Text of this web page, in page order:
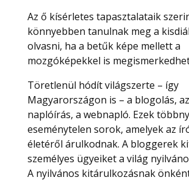
Az ő kísérletes tapasztalataik
könnyebben tanulnak meg a
olvasni, ha a betűk képe mellett a
mozgóképekkel is
Töretlenül hódít világszerte – így
Magyarországon is – a blogolás,
naplóírás, a webnapló. Ezek
eseménytelen sorok, amelyek az
életéről árulkodnak. A bloggerek
személyes ügyeiket a világ
A nyilvános kitárulkozásnak